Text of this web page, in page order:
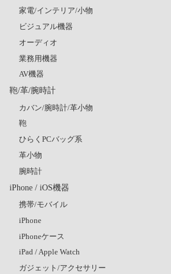
家電/インテリア/小物
ビジュアル機器
オーディオ
業務用機器
AV機器
鞄/革/腕時計
カバン/腕時計/革小物
鞄
ひらくPCバッグ系
革小物
腕時計
iPhone / iOS機器
携帯/モバイル
iPhone
iPhoneケース
iPad / Apple Watch
ガジェット/アクセサリー